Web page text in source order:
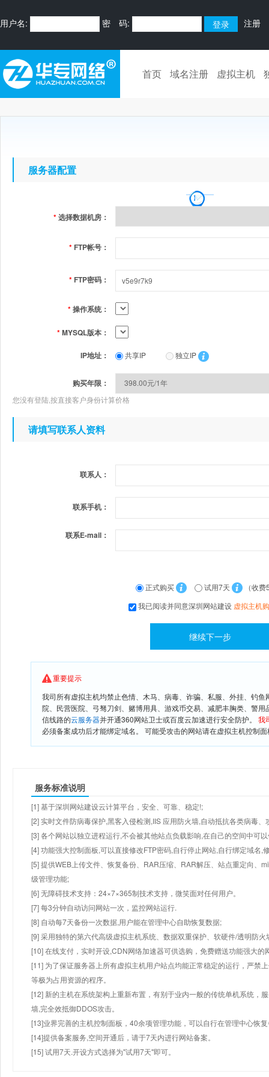
用户名: 密 码: 注册
首页 域名注册 虚拟主机
服务器配置
*选择数据机房：
* FTP帐号：
* FTP密码：
*操作系统：
*MYSQL版本：
IP地址： 共享IP 独立IP
购买年限：
您没有登陆,按直接客户身份计算价格
请填写联系人资料
联系人：
联系手机：
联系E-mail：
正式购买 试用7天
（收费
我已阅读并同意深圳网站建设 虚拟主机
重要提示
我司所有虚拟主机均禁止色情、木马、病毒、诈骗、私服、外挂、钓
院、民营医院、弓驽刀剑、赌博用具、游戏币交易、减肥丰胸类、警
信线路的云服务器并开通360网站卫士或百度云加速进行安全防护。 我
必须备案成功后才能绑定域名。 可能受攻击的网站请在虚拟主机控制
服务标准说明
[1] 基于深圳网站建设云计算平台，安全、可靠、稳定!;
[2] 实时文件防病毒保护,黑客入侵检测,IIS 应用防火墙,自动抵抗各类病毒、
[3] 各个网站以独立进程运行,不会被其他站点负载影响,在自己的空间中可
[4] 功能强大控制面板,可以直接修改FTP密码,自行停止网站,自行绑定域名,
[5] 提供WEB上传文件、恢复备份、RAR压缩、RAR解压、站点重定向、
级管理功能;
[6] 无障碍技术支持：24×7×365制技术支持，微笑面对任何用户。
[7] 每3分钟自动访问网站一次，监控网站运行.
[8] 自动每7天备份一次数据,用户能在管理中心自助恢复数据;
[9] 采用独特的第六代高级虚拟主机系统、数据双重保护、软硬件/透明防火
[10] 在线支付，实时开设,CDN网络加速器可供选购，免费赠送功能强大
[11] 为了保证服务器上所有虚拟主机用户站点均能正常稳定的运行，严禁
等极为占用资源的程序。
[12] 新的主机在系统架构上重新布置，有别于业内一般的传统单机系统，
墙,完全效抵御DDOS攻击。
[13]业界完善的主机控制面板，40余项管理功能，可以自行在管理中心恢
[14]提供备案服务,空间开通后，请于7天内进行网站备案。
[15] 试用7天.开设方式选择为"试用7天"即可。